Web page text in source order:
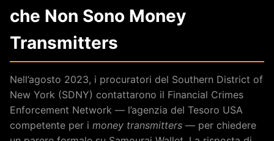
che Non Sono Money
Transmitters
Nell’agosto 2023, i procuratori del Southern District of
New York (SDNY) contattarono il Financial Crimes
Enforcement Network — l’agenzia del Tesoro USA
competente per i money transmitters — per chiedere